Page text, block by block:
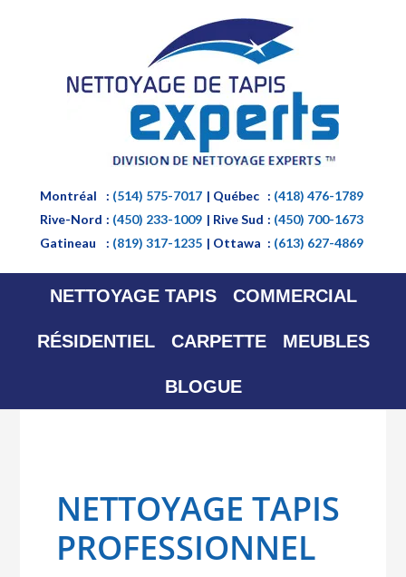
Montréal : (514) 575-7017 | Québec : (418) 476-1789
Rive-Nord : (450) 233-1009 | Rive Sud : (450) 700-1673
Gatineau
: (819) 317-1235 | Ottawa : (613) 627-4869
NETTOYAGE TAPIS COMMERCIAL
RÉSIDENTIEL CARPETTE MEUBLES
BLOGUE
NETTOYAGE TAPIS
PROFESSIONNEL